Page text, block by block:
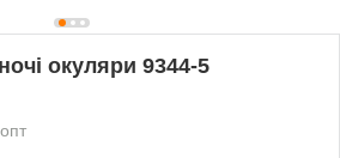
окуляри 9344-5